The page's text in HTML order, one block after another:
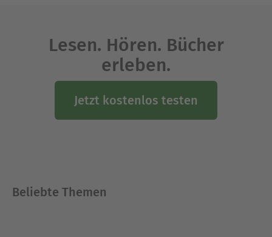
Lesen. Hören. Bücher
erleben.
Jetzt kostenlos testen
Beliebte Themen